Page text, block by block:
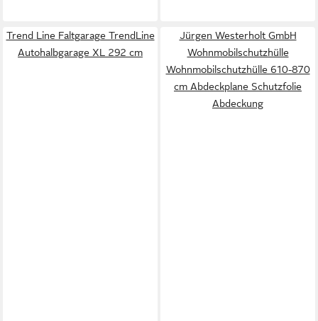
Trend Line Faltgarage TrendLine
Autohalbgarage XL 292 cm
Jürgen Westerholt GmbH
Wohnmobilschutzhülle
Wohnmobilschutzhülle 610-870
cm Abdeckplane Schutzfolie
Abdeckung